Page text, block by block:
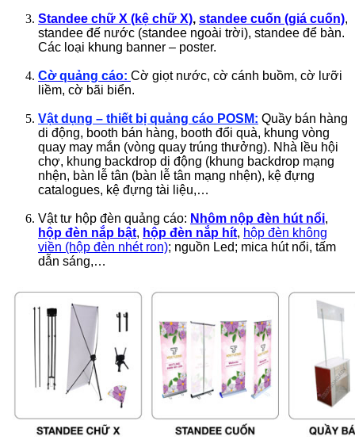
Standee chữ X (kệ chữ X), standee cuốn (giá cuốn),
standee đế nước (standee ngoài trời), standee để bàn.
Các loại khung banner – poster.
Cờ quảng cáo: Cờ giọt nước, cờ cánh buồm, cờ lưỡi
liềm, cờ bãi biển.
Vật dụng – thiết bị quảng cáo POSM: Quầy bán hàng
di động, booth bán hàng, booth đổi quà, khung vòng
quay may mắn (vòng quay trúng thưởng). Nhà lều hội
chợ, khung backdrop di động (khung backdrop mạng
nhện, bàn lễ tân (bàn lễ tân mạng nhện), kệ đựng
catalogues, kệ đựng tài liệu,…
Vật tư hộp đèn quảng cáo: Nhôm nộp đèn hút nổi,
hộp đèn nắp bật, hộp đèn nắp hít, hộp đèn không
viền (hộp đèn nhét ron); nguồn Led; mica hút nổi, tấm
dẫn sáng,…